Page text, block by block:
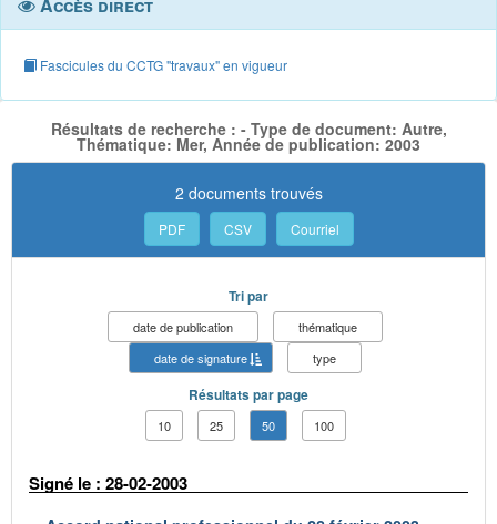
Fascicules du CCTG "travaux" en vigueur
Résultats de recherche : - Type de document: Autre,
Thématique: Mer, Année de publication: 2003
2 documents trouvés
PDF CSV Courriel
Tri par
date de publication
thématique
date de signature
type
Résultats par page
10 25 50 100
Signé le : 28-02-2003